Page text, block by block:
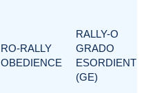
RO-RALLY
OBEDIENCE
RALLY-O
GRADO
ESORDIENTI
(GE)